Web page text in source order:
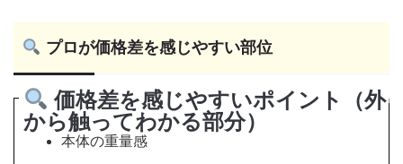
プロが価格差を感じやすい部位
価格差を感じやすいポイント（外
から触ってわかる部分）
本体の重量感